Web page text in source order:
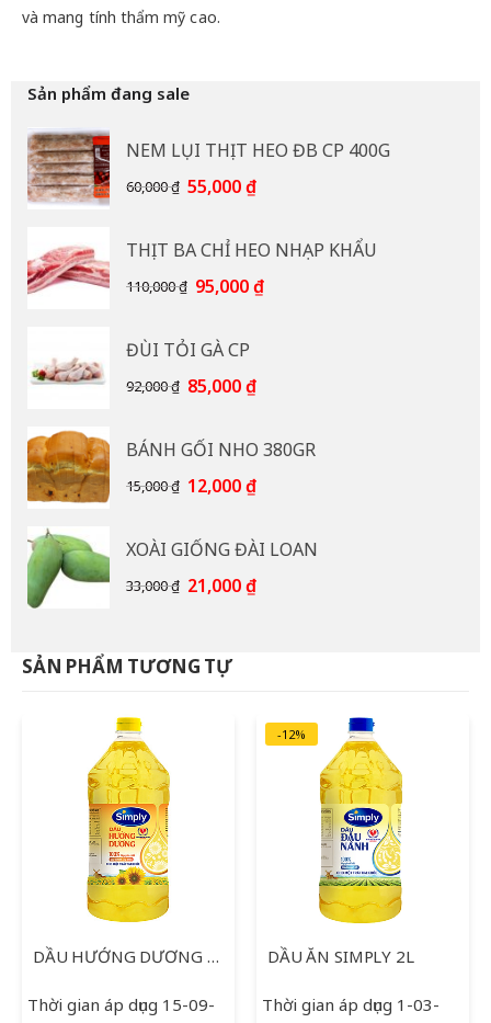
và mang tính thẩm mỹ cao.
Sản phẩm đang sale
NEM LỤI THỊT HEO ĐB CP 400G
60,000₫ Giá
60,000 ₫.
55,000₫Giá
là:
55,000 ₫.
THỊT BA CHỈ HEO NHẠP KHẨU
110,000₫ Giá
110,000 ₫.
95,000₫Giá
ĐÙI TỎI GÀ CP
92,000₫ Giá
92,000 ₫.
85,000₫Giá
là:
85,000 ₫.
BÁNH GỐI NHO 380GR
15,000₫ Giá
15,000 ₫.
12,000₫Giá
là:
12,000 ₫.
XOÀI GIỐNG ĐÀI LOAN
33,000₫ Giá
33,000 ₫.
21,000₫Giá
SẢN PHẨM TƯƠNG TỰ
DẦU HƯỚNG DƯƠNG SIMPLY 2L
Thời gian áp dụng 15-09-
-12%
DẦU ĂN SIMPLY 2L
Thời gian áp dụng 1-03-